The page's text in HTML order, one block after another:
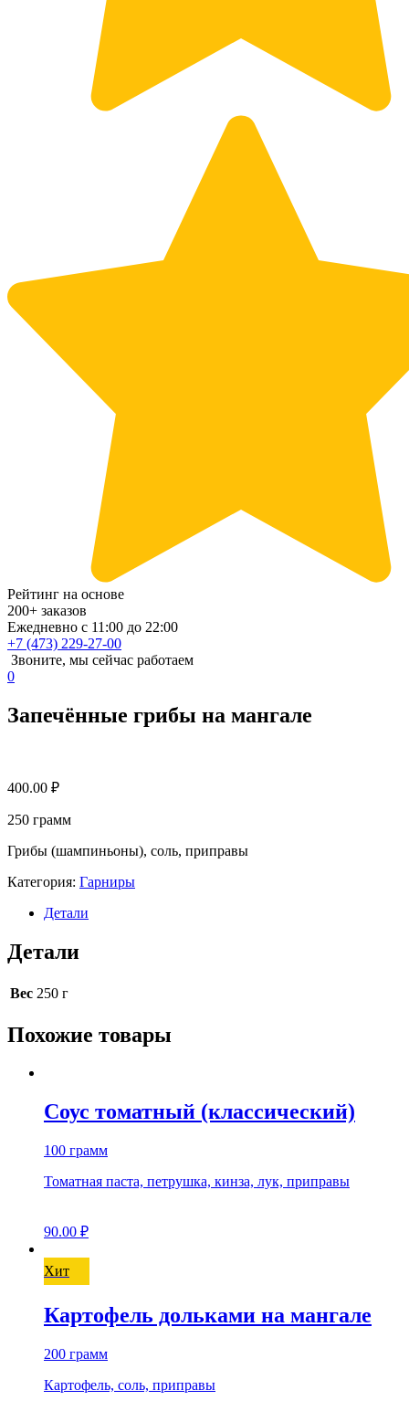
Рейтинг на основе
200+ заказов
Ежедневно с 11:00 до 22:00
+7 (473) 229-27-00
Звоните, мы сейчас работаем
0
Запечённые грибы на мангале
400.00 ₽
250 грамм
Грибы (шампиньоны), соль, приправы
Категория: Гарниры
Детали
Детали
Вес 250 г
Похожие товары
Соус томатный (классический)
100 грамм
Томатная паста, петрушка, кинза, лук, приправы
90.00 ₽
Хит
Картофель дольками на мангале
200 грамм
Картофель, соль, приправы